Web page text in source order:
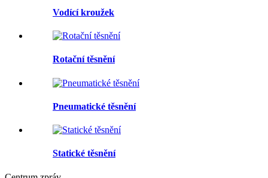
Vodící kroužek
Rotační těsnění
Pneumatické těsnění
Statické těsnění